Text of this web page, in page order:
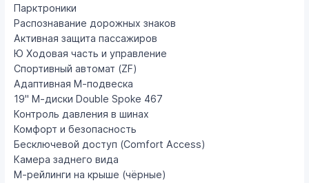
Парктроники
Распознавание дорожных знаков
Активная защита пассажиров
Ю Ходовая часть и управление
Спортивный автомат (ZF)
Адаптивная М-подвеска
19" М-диски Double Spoke 467
Контроль давления в шинах
Комфорт и безопасность
Бесключевой доступ (Comfort Access)
Камера заднего вида
М-рейлинги на крыше (чёрные)